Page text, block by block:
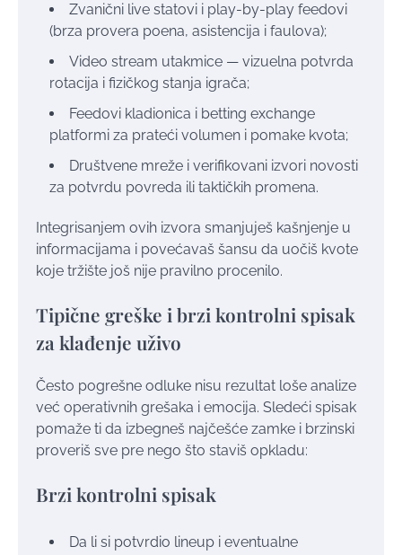
Zvanični live statovi i play-by-play feedovi
(brza provera poena, asistencija i faulova);
Video stream utakmice — vizuelna potvrda
rotacija i fizičkog stanja igrača;
Feedovi kladionica i betting exchange
platformi za prateći volumen i pomake kvota;
Društvene mreže i verifikovani izvori novosti
za potvrdu povreda ili taktičkih promena.
Integrisanjem ovih izvora smanjuješ kašnjenje u
informacijama i povećavaš šansu da uočiš kvote
koje tržište još nije pravilno procenilo.
Tipične greške i brzi kontrolni spisak
za klađenje uživo
Često pogrešne odluke nisu rezultat loše analize
već operativnih grešaka i emocija. Sledeći spisak
pomaže ti da izbegneš najčešće zamke i brzinski
proveriš sve pre nego što staviš opkladu:
Brzi kontrolni spisak
Da li si potvrdio lineup i eventualne